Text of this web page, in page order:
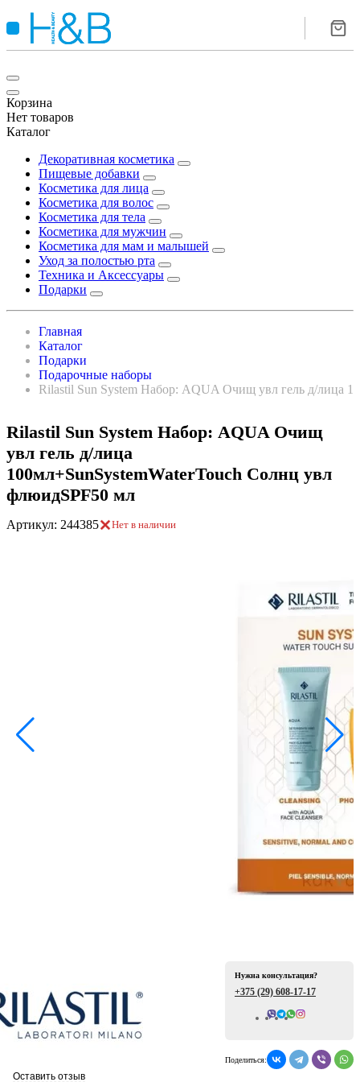
Корзина
Нет товаров
Каталог
Декоративная косметика
Пищевые добавки
Косметика для лица
Косметика для волос
Косметика для тела
Косметика для мужчин
Косметика для мам и малышей
Уход за полостью рта
Техника и Аксессуары
Подарки
Главная
Каталог
Подарки
Подарочные наборы
Rilastil Sun System Набор: AQUA Очищ увл гель д/лица
Rilastil Sun System Набор: AQUA Очищ
увл гель д/лица
100мл+SunSystemWaterTouch Солнц увл
флюидSPF50 мл
Артикул: 244385 Нет в наличии
Всего отзывов: 0
Оставить отзыв
Нужна консультация?
+375 (29) 608-17-17
Поделиться: